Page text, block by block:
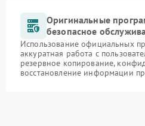
Оригинальные
безопасное
Использование официальных
аккуратная работа с
резервное копирование,
восстановление информации